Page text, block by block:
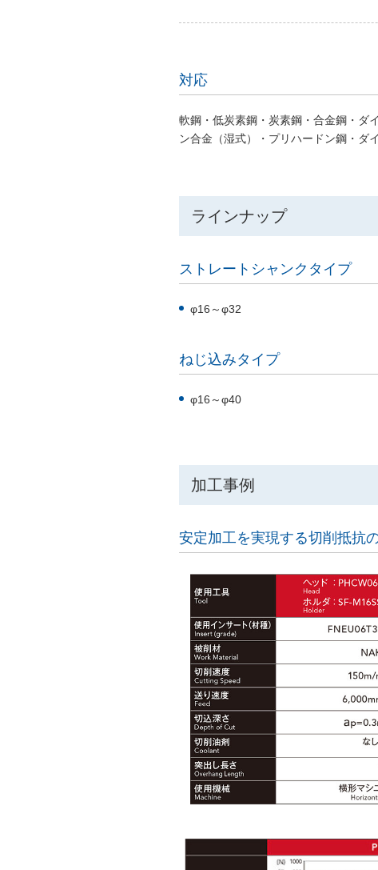
対応
軟鋼・低炭素鋼・炭素鋼・合金鋼・ダ
ン合金（湿式）・プリハードン鋼・ダ
ラインナップ
ストレートシャンクタイプ
φ16～φ32
ねじ込みタイプ
φ16～φ40
加工事例
安定加工を実現する切削抵抗